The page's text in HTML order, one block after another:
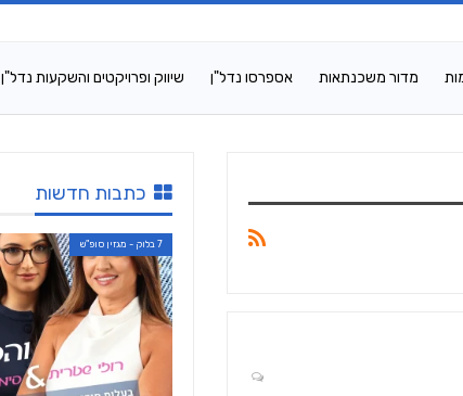
מדור משכנתאות אספרסו נדל"ן שיווק ופרויקטים והשקעות נדל"ן
כתבות חדשות
7 בלוק - מגזין סופ"ש